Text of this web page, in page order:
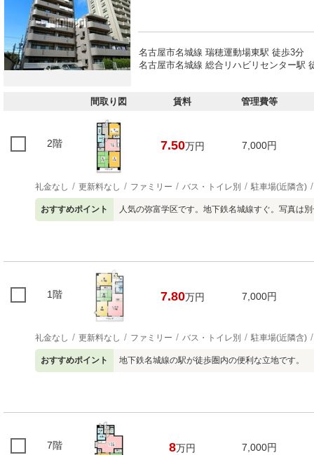
名古屋市名城線 瑞穂運動場東駅 徒歩3分
名古屋市名城線 総合リハビリセンター駅
間取り図 賃料 管理費等
2階 7.50万円 7,000円
礼金なし 更新料なし ファミリー バス・トイレ別 駐車場(近隣含)
おすすめポイント 人気の弥富学区です。地下鉄名城線すぐ。写真は
1階 7.80万円 7,000円
礼金なし 更新料なし ファミリー バス・トイレ別 駐車場(近隣含)
おすすめポイント 地下鉄名城線の駅が徒歩圏内の便利な立地です。
7階 8万円 7,000円